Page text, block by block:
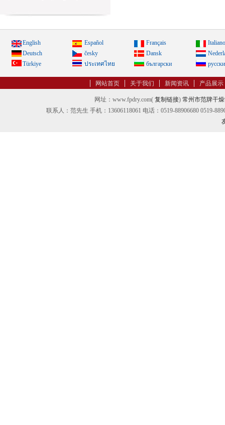
English Español Français
Italiano
Deutsch
česky Dansk
Türkiye
ประเทศไทย български
网站首页 关于我们 新闻资讯 产品展示
网址：www.fpdry.com( 复制链接) 常州市范牌干
联系人：范先生 手机：13606118061 电话：0519-88906680 0519-